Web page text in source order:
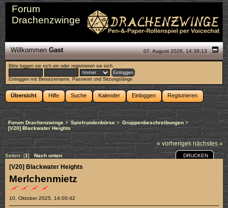
Forum
Drachenzwinge
07. August 2026, 14:38:13
WillkommenGast
Bitte loggen sie sich ein oderregistrieren sie sich.
Einloggen mit Benutzername, Passwort und Sitzungslänge
Übersicht Hilfe Suche Kalender Einloggen Registrieren
Forum Drachenzwinge > Spielrundenbörse> Gruppenbeschreibungen>
[V20] Blackwater Heights
« vorheriges nächstes »
Seiten: [1] Nach unten DRUCKEN
Merlchenmietz
10. Oktober 2025, 14:00:42
[V20] Blackwater Heights